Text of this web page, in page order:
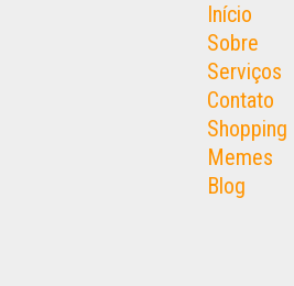
Início
Sobre
Serviços
Contato
Shopping
Memes
Blog